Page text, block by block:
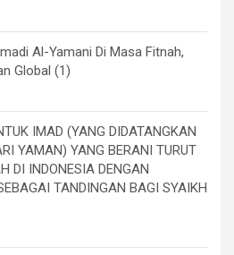
Al-Yamani Di Masa Fitnah,
Global (1)
IMAD (YANG DIDATANGKAN
YAMAN) YANG BERANI TURUT
DI INDONESIA DENGAN
TANDINGAN BAGI SYAIKH